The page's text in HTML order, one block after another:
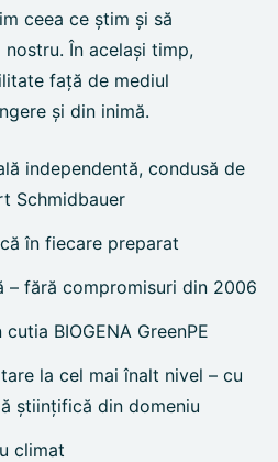
ceea ce știm și să
În același timp,
față de mediul
și din inimă.
independentă, condusă de
Schmidbauer
în fiecare preparat
– fără compromisuri din 2006
BIOGENA GreenPE
la cel mai înalt nivel – cu
științifică din domeniu
climat